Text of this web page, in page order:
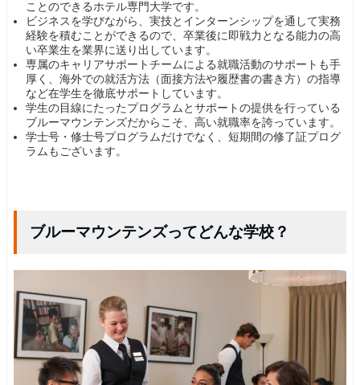
ことのできるホテル専門大学です。
ビジネスを学びながら、実技とインターンシップを通して実務
経験を積むことができるので、卒業後に即戦力となる能力の高
い卒業生を業界に送り出しています。
専属のキャリアサポートチームによる就職活動のサポートも手
厚く、海外での就活方法（面接方法や履歴書の書き方）の指導
など在学生を徹底サポートしています。
学生の目線にたったプログラムとサポートの提供を行っている
ブルーマウンテンズだからこそ、高い就職率を誇っています。
学士号・修士号プログラムだけでなく、短期間の修了証プログ
ラムもございます。
ブルーマウンテンズってどんな学校？